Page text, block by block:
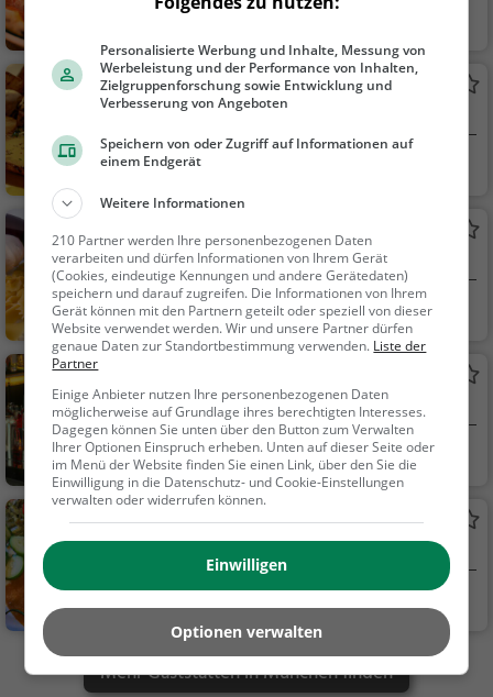
Abendessen, Italienis
ch, Mittagessen, Euro
päisch, Vegetarisch,
Feuer und Flamme
Steakhaus in München
München
Un Momento
Italienisches Restaurant in München
München
Restaurant, Italie
nisch, Pizza, Europäis
ch, Mittagessen, Abe
ndessen, Vegetarisc
h, Mediterran
Bar in München
München
Bar, Restaurant, B
ier, Wein, Snacks / Ge
Mittagessen
SHIV
ch, Asiatisch, Abende
ssen, Mittagessen, Ve
getarisch, Vegan
Mehr Gaststätten in München finden
Personalisierte Werbung und Inhalte, Messung von
Werbeleistung und der Performance von Inhalten,
Zielgruppenforschung sowie Entwicklung und
Verbesserung von Angeboten
Speichern von oder Zugriff auf Informationen auf
einem Endgerät
Weitere Informationen
210 Partner werden Ihre personenbezogenen Daten
verarbeiten und dürfen Informationen von Ihrem Gerät
(Cookies, eindeutige Kennungen und andere Gerätedaten)
speichern und darauf zugreifen. Die Informationen von Ihrem
Gerät können mit den Partnern geteilt oder speziell von dieser
Website verwendet werden. Wir und unsere Partner dürfen
genaue Daten zur Standortbestimmung verwenden. Liste der
Partner
Einige Anbieter nutzen Ihre personenbezogenen Daten
möglicherweise auf Grundlage ihres berechtigten Interesses.
Dagegen können Sie unten über den Button zum Verwalten
Ihrer Optionen Einspruch erheben. Unten auf dieser Seite oder
im Menü der Website finden Sie einen Link, über den Sie die
Einwilligung in die Datenschutz- und Cookie-Einstellungen
verwalten oder widerrufen können.
Einwilligen
Optionen verwalten